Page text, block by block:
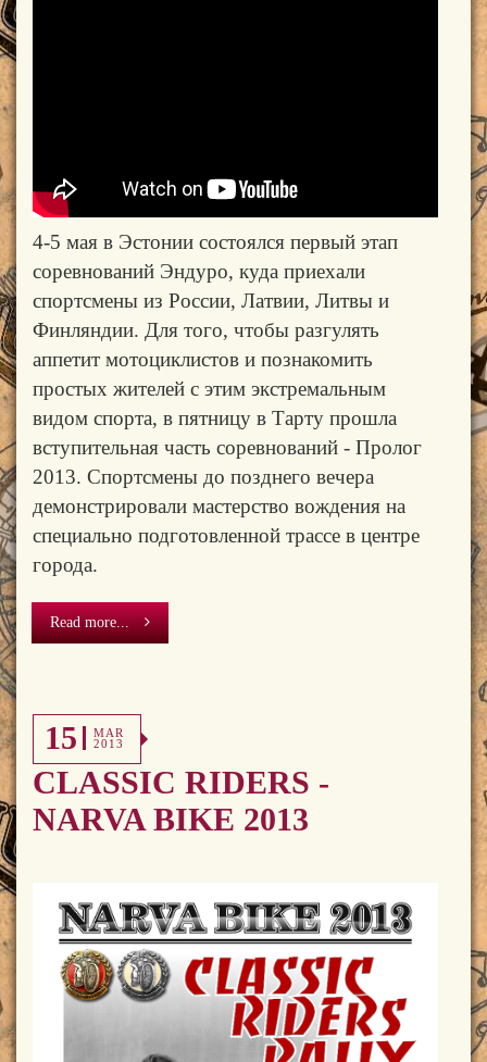
4-5 мая в Эстонии состоялся первый этап
соревнований Эндуро, куда приехали
спортсмены из России, Латвии, Литвы и
Финляндии. Для того, чтобы разгулять
аппетит мотоциклистов и познакомить
простых жителей с этим экстремальным
видом спорта, в пятницу в Тарту прошла
вступительная часть соревнований - Пролог
2013. Спортсмены до позднего вечера
демонстрировали мастерство вождения на
специально подготовленной трассе в центре
города.
Read more...
15
MAR
2013
CLASSIC RIDERS -
NARVA BIKE 2013